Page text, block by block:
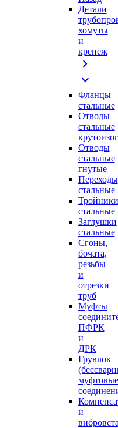
Детали
хомуты
и
крепеж
chevron_right
expand_more
Фланцы
стальные
Отводы
стальные
Отводы
стальные
гнутые
Переходы
стальные
Тройники
стальные
Заглушки
стальные
Сгоны,
бочата,
резьбы
и
отрезки
труб
Муфты
ПФРК
и
ДРК
Грувлок
муфтовые
и